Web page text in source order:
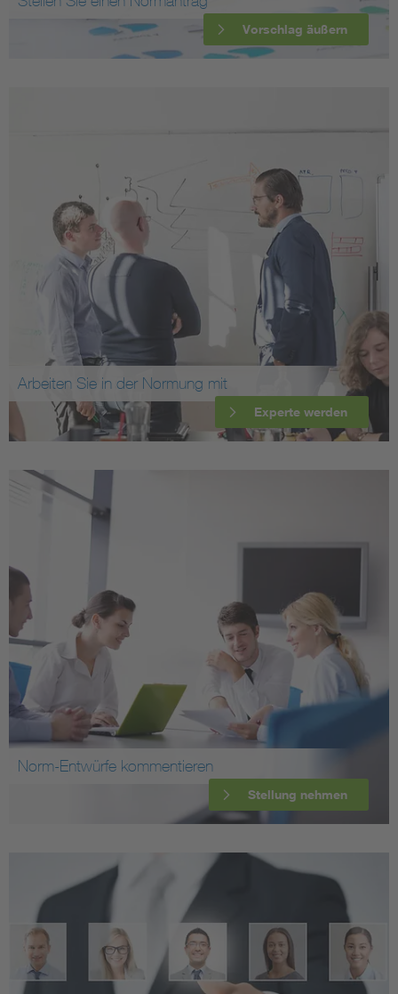
Vorschlag äußern
Arbeiten Sie in der Normung mit
Experte werden
Norm-Entwürfe kommentieren
Stellung nehmen